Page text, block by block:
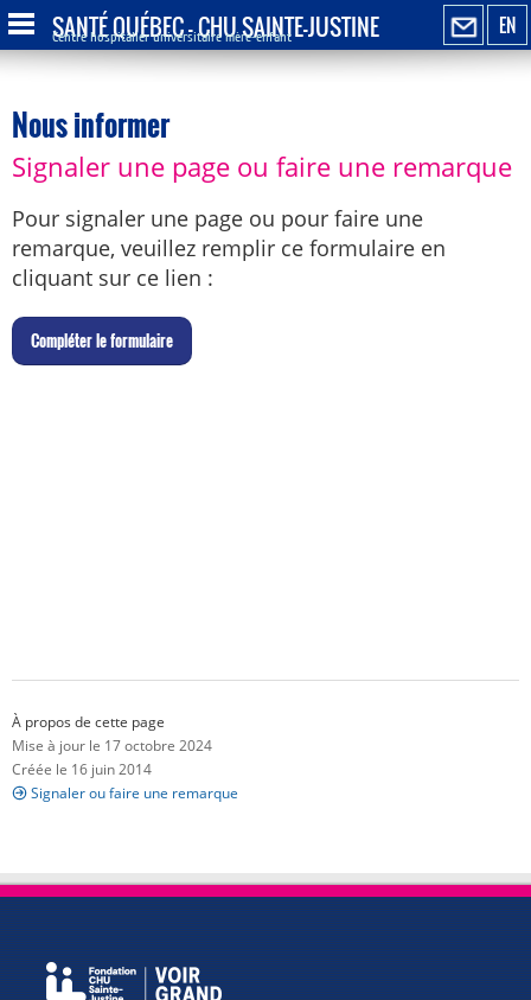
EN
SANTÉ QUÉBEC - CHU SAINTE-JUSTINE
Centre hospitalier universitaire mère-enfant
Nous informer
Signaler une page ou faire une remarque
Pour signaler une page ou pour faire une
remarque, veuillez remplir ce formulaire en
cliquant sur ce lien :
Compléter le formulaire
À propos de cette page
Mise à jour le 17 octobre 2024
Créée le 16 juin 2014
Signaler ou faire une remarque